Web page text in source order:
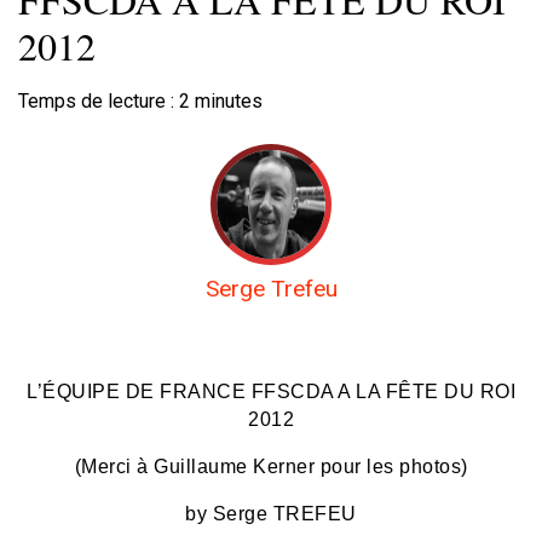
2012
Temps de lecture : 2 minutes
Serge Trefeu
L’ÉQUIPE DE FRANCE FFSCDA A LA FÊTE DU ROI
2012
(Merci à Guillaume Kerner pour les photos)
by Serge TREFEU